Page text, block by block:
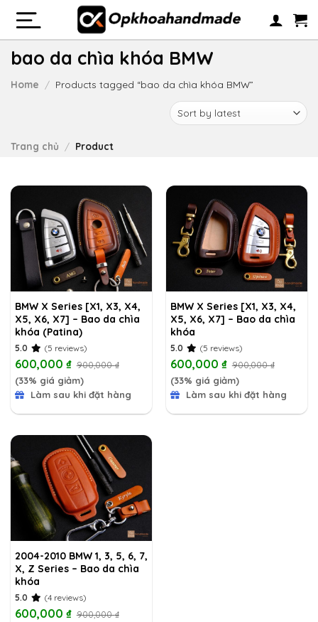
content
bao da chìa khóa BMW
Home / Products tagged “bao da chìa khóa BMW”
Trang chủ / Product
BMW X Series [X1, X3, X4,
X5, X6, X7] – Bao da chìa
khóa (Patina)
5.0 (5 reviews)
600,000 ₫ 900,000₫
(33% giá giảm)
Làm sau khi đặt hàng
BMW X Series [X1, X3, X4,
X5, X6, X7] – Bao da chìa
khóa
5.0 (5 reviews)
600,000 ₫ 900,000₫
(33% giá giảm)
Làm sau khi đặt hàng
2004-2010 BMW 1, 3, 5, 6, 7,
X, Z Series – Bao da chìa
khóa
5.0 (4 reviews)
600,000 ₫ 900,000₫